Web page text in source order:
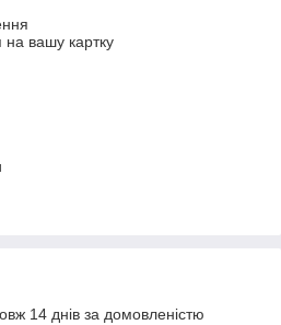
на вашу картку
14 днів за домовленістю